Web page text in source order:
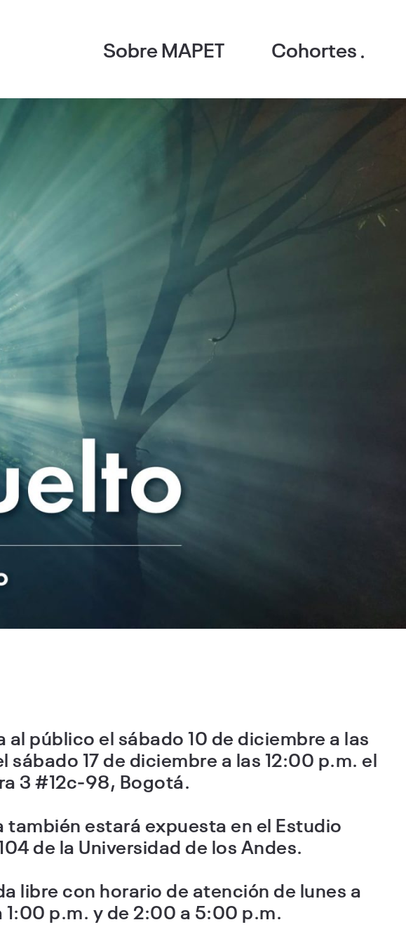
Sobre MAPET Cohortes
al público el sábado 10 de diciembre a las
sábado 17 de diciembre a las 12:00 p.m. el
3 #12c-98, Bogotá.
también estará expuesta en el Estudio
de la Universidad de los Andes.
libre con horario de atención de lunes a
p.m. y de 2:00 a 5:00 p.m.